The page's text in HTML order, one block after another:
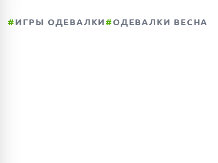
#ИГРЫ ОДЕВАЛКИ#ОДЕВАЛКИ ВЕСНА